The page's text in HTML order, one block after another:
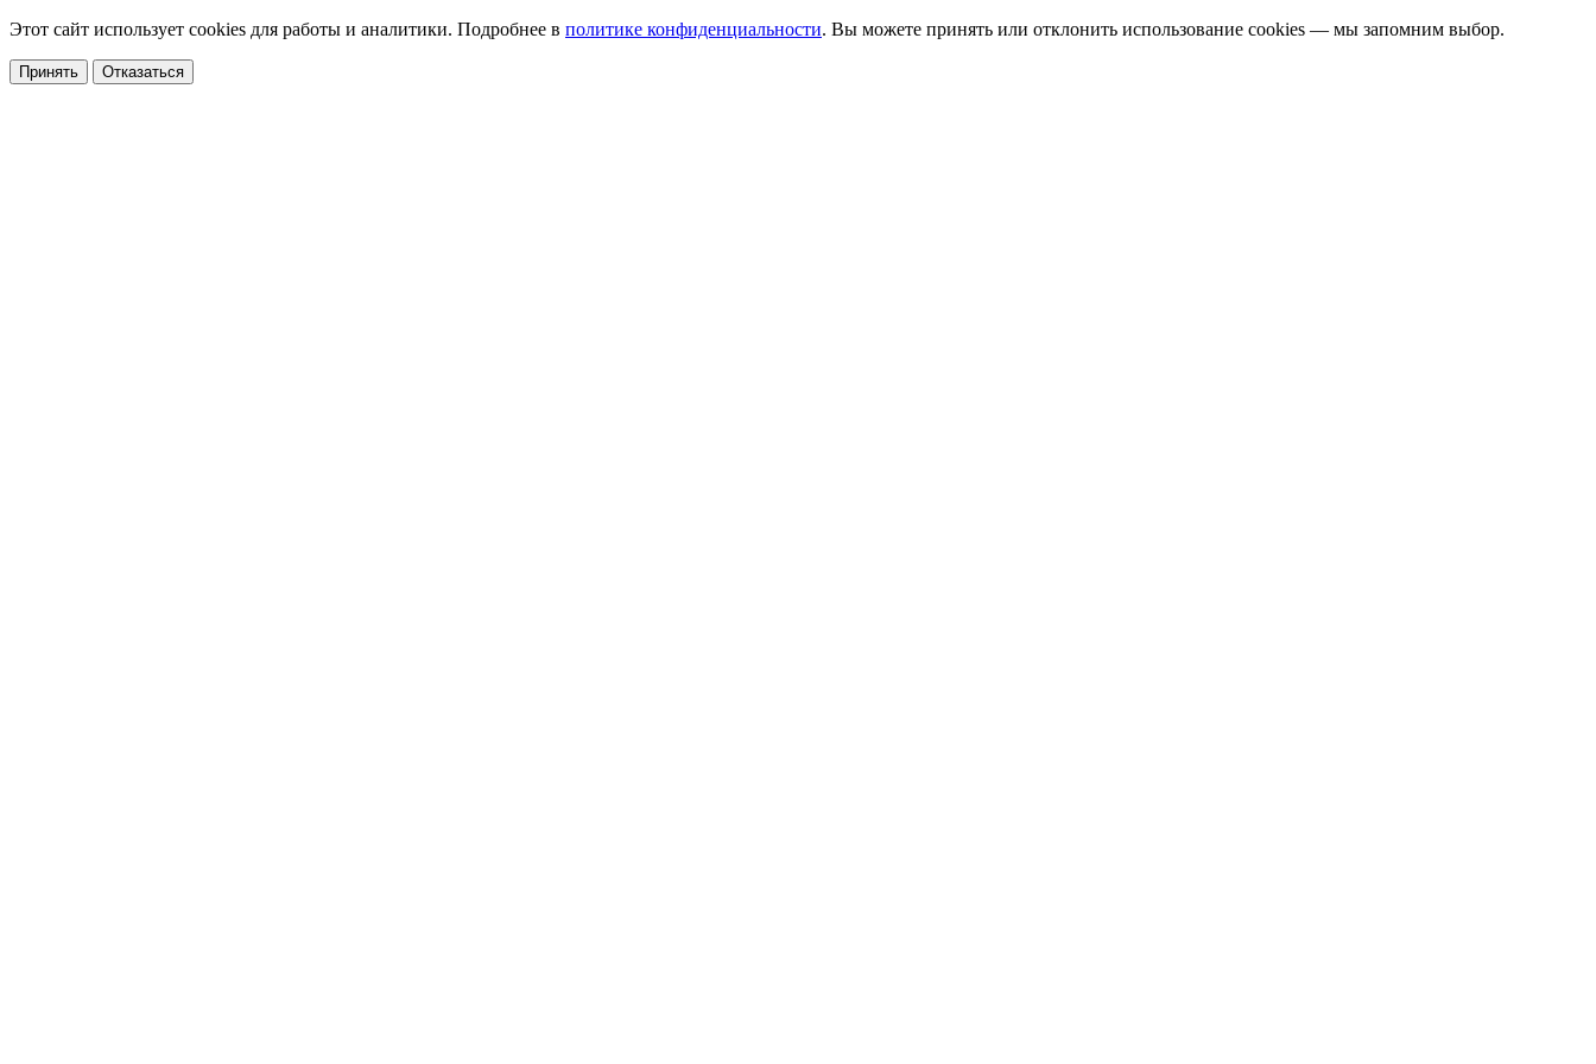
Этот сайт использует cookies для работы и аналитики. Подробнее в политике конфиденциальности. Вы можете принять или отклонить использование cookies — мы запомним выбор.
Принять Отказаться